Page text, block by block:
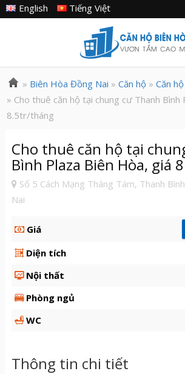
Tiếng Việt
English
» Biên Hòa Đồng Nai » Căn hộ» Căn
» Cho thuê căn hộ tại chung cư Thanh Bình
8.5tr/tháng
Cho thuê căn hộ tại
Bình Plaza Biên Hòa, giá
Số 5 Cách Mạng Tháng Tám, Thanh
Nai
Giá
Diện tích
Nội thất
Phòng ngủ
WC
Thông tin chi tiết